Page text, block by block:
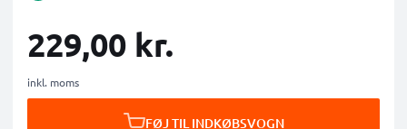
229,00 kr.
inkl. moms
FØJ TIL INDKØBSVOGN